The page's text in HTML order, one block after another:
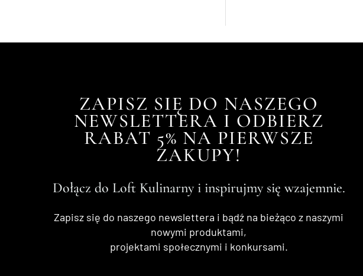
ZAPISZ SIĘ DO NASZEGO
NEWSLETTERA I ODBIERZ
RABAT 5% NA PIERWSZE
ZAKUPY!
Dołącz do Loft Kulinarny i inspirujmy się wzajemnie.
Zapisz się do naszego newslettera i bądź na bieżąco z naszymi
nowymi produktami,
projektami społecznymi i konkursami.